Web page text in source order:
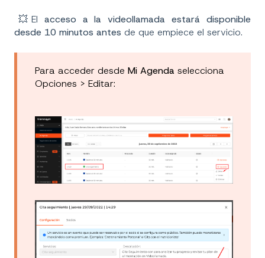
💥El acceso a la videollamada estará disponible
desde 10 minutos antes de que empiece el servicio.
Para acceder desde Mi Agenda selecciona
Opciones > Editar: